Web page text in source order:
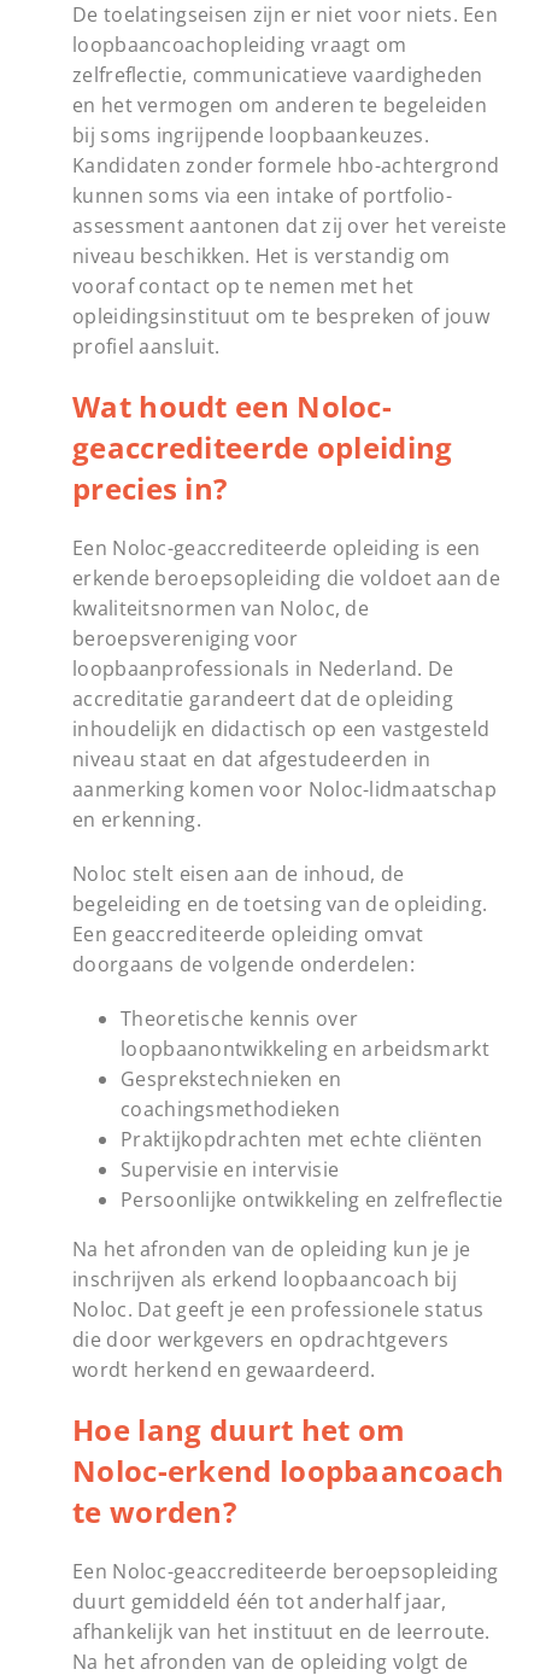
De toelatingseisen zijn er niet voor niets. Een
loopbaancoachopleiding vraagt om
zelfreflectie, communicatieve vaardigheden
en het vermogen om anderen te begeleiden
bij soms ingrijpende loopbaankeuzes.
Kandidaten zonder formele hbo-achtergrond
kunnen soms via een intake of portfolio-
assessment aantonen dat zij over het vereiste
niveau beschikken. Het is verstandig om
vooraf contact op te nemen met het
opleidingsinstituut om te bespreken of jouw
profiel aansluit.
Wat houdt een Noloc-
geaccrediteerde opleiding
precies in?
Een Noloc-geaccrediteerde opleiding is een
erkende beroepsopleiding die voldoet aan de
kwaliteitsnormen van Noloc, de
beroepsvereniging voor
loopbaanprofessionals in Nederland. De
accreditatie garandeert dat de opleiding
inhoudelijk en didactisch op een vastgesteld
niveau staat en dat afgestudeerden in
aanmerking komen voor Noloc-lidmaatschap
en erkenning.
Noloc stelt eisen aan de inhoud, de
begeleiding en de toetsing van de opleiding.
Een geaccrediteerde opleiding omvat
doorgaans de volgende onderdelen:
Theoretische kennis over
loopbaanontwikkeling en arbeidsmarkt
Gesprekstechnieken en
coachingsmethodieken
Praktijkopdrachten met echte cliënten
Supervisie en intervisie
Persoonlijke ontwikkeling en zelfreflectie
Na het afronden van de opleiding kun je je
inschrijven als erkend loopbaancoach bij
Noloc. Dat geeft je een professionele status
die door werkgevers en opdrachtgevers
wordt herkend en gewaardeerd.
Hoe lang duurt het om
Noloc-erkend loopbaancoach
te worden?
Een Noloc-geaccrediteerde beroepsopleiding
duurt gemiddeld één tot anderhalf jaar,
afhankelijk van het instituut en de leerroute.
Na het afronden van de opleiding volgt de